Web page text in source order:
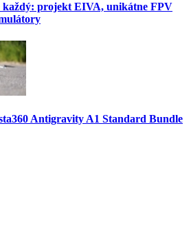
každý: projekt EIVA, unikátne FPV
Antigravity A1 Standard Bundle